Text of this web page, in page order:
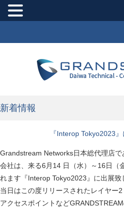
新着情報
『Interop Tokyo2023
Grandstream Networks日本総代理店
会社は、来る6月14 日（水）～16日（
れます『Interop Tokyo2023』に出展致
当日はこの度リリースされたレイヤー
アクセスポイントなど